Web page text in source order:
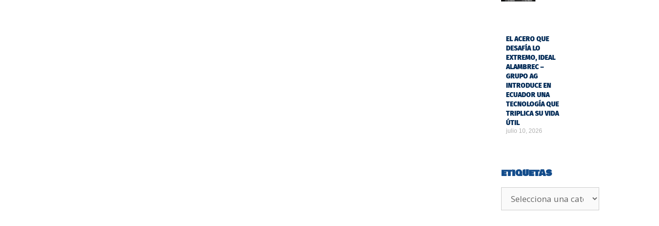
EL ACERO QUE
DESAFÍA LO
EXTREMO, IDEAL
ALAMBREC –
GRUPO AG
INTRODUCE EN
ECUADOR UNA
TECNOLOGÍA QUE
TRIPLICA SU VIDA
ÚTIL
julio 10, 2026
ETIQUETAS